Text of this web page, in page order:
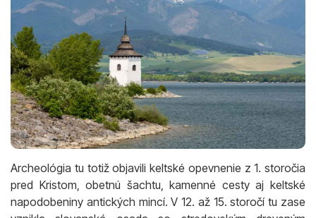
Archeológia tu totiž objavili keltské opevnenie z 1. storočia
pred Kristom, obetnú šachtu, kamenné cesty aj keltské
napodobeniny antických mincí. V 12. až 15. storočí tu zase